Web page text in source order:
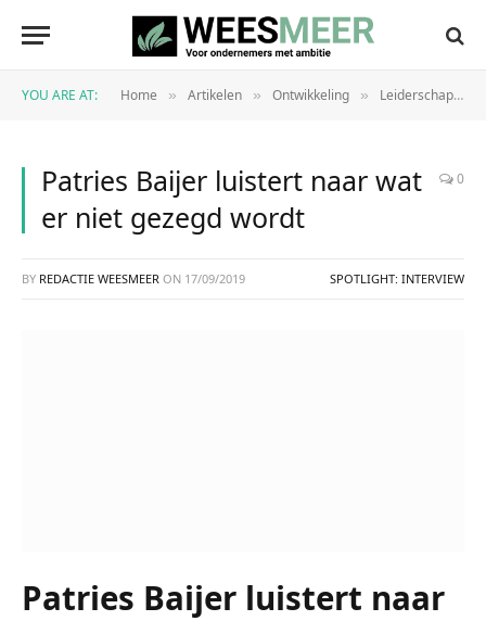
YOU ARE AT: Home » Artikelen » Ontwikkeling » Leiderschap
Patries Baijer luistert naar wat
er niet gezegd wordt
0
BY REDACTIE WEESMEER ON 17/09/2019 SPOTLIGHT: INTERVIEW
Patries Baijer luistert naar